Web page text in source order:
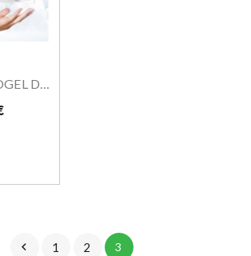
MASCARA BIOGEL DN64 5unid
 1 2 3